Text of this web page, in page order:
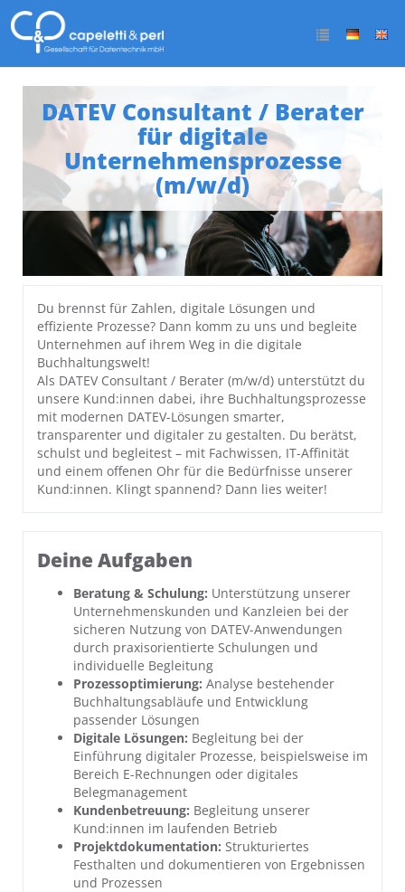
DATEV Consultant / Berater
für digitale
Unternehmensprozesse
(m/w/d)
Du brennst für Zahlen, digitale Lösungen und
effiziente Prozesse? Dann komm zu uns und begleite
Unternehmen auf ihrem Weg in die digitale
Buchhaltungswelt!
Als DATEV Consultant / Berater (m/w/d) unterstützt du
unsere Kund:innen dabei, ihre Buchhaltungsprozesse
mit modernen DATEV-Lösungen smarter,
transparenter und digitaler zu gestalten. Du berätst,
schulst und begleitest – mit Fachwissen, IT-Affinität
und einem offenen Ohr für die Bedürfnisse unserer
Kund:innen. Klingt spannend? Dann lies weiter!
Deine Aufgaben
Beratung & Schulung: Unterstützung unserer
Unternehmenskunden und Kanzleien bei der
sicheren Nutzung von DATEV-Anwendungen
durch praxisorientierte Schulungen und
individuelle Begleitung
Prozessoptimierung: Analyse bestehender
Buchhaltungsabläufe und Entwicklung
passender Lösungen
Digitale Lösungen: Begleitung bei der
Einführung digitaler Prozesse, beispielsweise im
Bereich E-Rechnungen oder digitales
Belegmanagement
Kundenbetreuung: Begleitung unserer
Kund:innen im laufenden Betrieb
Projekt­dokumentation: Strukturiertes
Festhalten und dokumentieren von Ergebnissen
und Prozessen